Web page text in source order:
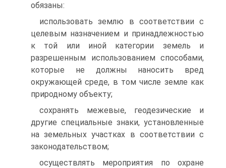
обязаны:
использовать землю в соответствии с
целевым назначением и принадлежностью
к той или иной категории земель и
разрешенным использованием способами,
которые не должны наносить вред
окружающей среде, в том числе земле как
природному объекту;
сохранять межевые, геодезические и
другие специальные знаки, установленные
на земельных участках в соответствии с
законодательством;
осуществлять мероприятия по охране